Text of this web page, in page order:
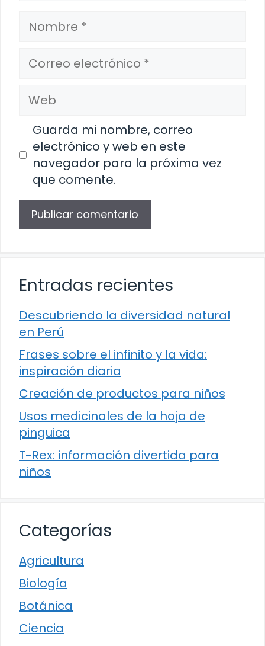
Nombre
Correo
electrónico
Web
Guarda mi nombre, correo
electrónico y web en este
navegador para la próxima vez
que comente.
Entradas recientes
Descubriendo la diversidad natural
en Perú
Frases sobre el infinito y la vida:
inspiración diaria
Creación de productos para niños
Usos medicinales de la hoja de
pinguica
T-Rex: información divertida para
niños
Categorías
Agricultura
Biología
Botánica
Ciencia